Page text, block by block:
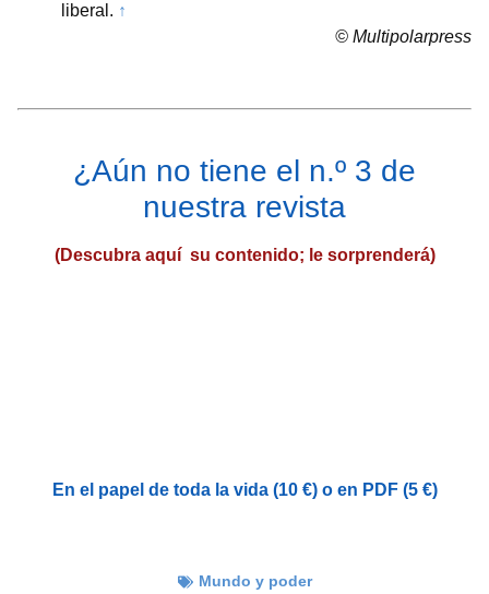
liberal. ↑
© Multipolarpress
¿Aún no tiene el n.º 3 de
nuestra revista
(Descubra aquí su contenido; le sorprenderá)
En el papel de toda la vida (10 €) o en PDF (5 €)
Mundo y poder